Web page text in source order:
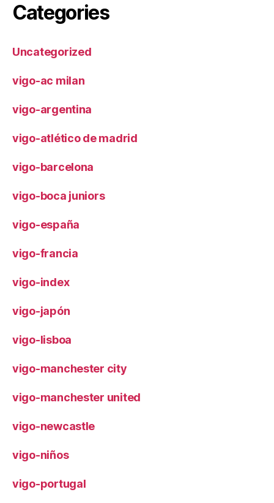
Categories
Uncategorized
vigo-ac milan
vigo-argentina
vigo-atlético de madrid
vigo-barcelona
vigo-boca juniors
vigo-españa
vigo-francia
vigo-index
vigo-japón
vigo-lisboa
vigo-manchester city
vigo-manchester united
vigo-newcastle
vigo-niños
vigo-portugal